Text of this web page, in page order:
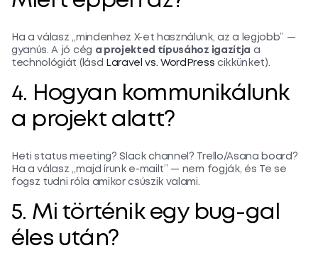
Ha a válasz „mindenhez X-et használunk, az a legjobb” —
gyanús. A jó cég a projekted típusához igazítja a
technológiát (lásd
Laravel vs. WordPress cikkünket).
4. Hogyan kommunikálunk
a projekt alatt?
Heti status meeting? Slack channel? Trello/Asana board?
Ha a válasz „majd írunk e-mailt” — nem fogják, és Te se
fogsz tudni róla amikor csúszik valami.
5. Mi történik egy bug-gal
éles után?